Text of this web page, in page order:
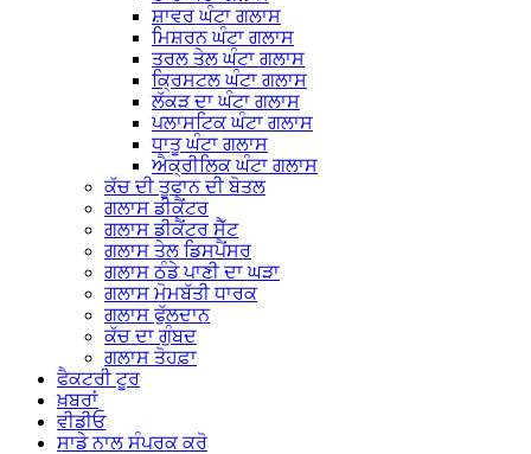
ਸ਼ਾਵਰ ਘੰਟਾ ਗਲਾਸ
ਮਿਸ਼ਰਨ ਘੰਟਾ ਗਲਾਸ
ਤਰਲ ਤੇਲ ਘੰਟਾ ਗਲਾਸ
ਕ੍ਰਿਸਟਲ ਘੰਟਾ ਗਲਾਸ
ਲੱਕੜ ਦਾ ਘੰਟਾ ਗਲਾਸ
ਪਲਾਸਟਿਕ ਘੰਟਾ ਗਲਾਸ
ਧਾਤੂ ਘੰਟਾ ਗਲਾਸ
ਐਕ੍ਰੀਲਿਕ ਘੰਟਾ ਗਲਾਸ
ਕੱਚ ਦੀ ਤੂਫਾਨ ਦੀ ਬੋਤਲ
ਗਲਾਸ ਡੀਕੈਂਟਰ
ਗਲਾਸ ਡੀਕੈਂਟਰ ਸੈੱਟ
ਗਲਾਸ ਤੇਲ ਡਿਸਪੈਂਸਰ
ਗਲਾਸ ਠੰਡੇ ਪਾਣੀ ਦਾ ਘੜਾ
ਗਲਾਸ ਮੋਮਬੱਤੀ ਧਾਰਕ
ਗਲਾਸ ਫੁੱਲਦਾਨ
ਕੱਚ ਦਾ ਗੁੰਬਦ
ਗਲਾਸ ਤੋਹਫ਼ਾ
ਫੈਕਟਰੀ ਟੂਰ
ਖ਼ਬਰਾਂ
ਵੀਡੀਓ
ਸਾਡੇ ਨਾਲ ਸੰਪਰਕ ਕਰੋ